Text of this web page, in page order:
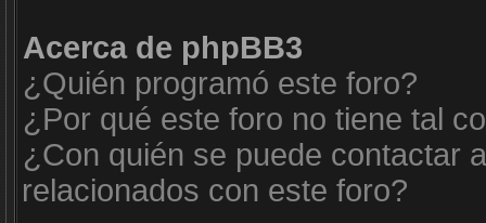
Acerca de phpBB3
¿Quién programó este foro?
¿Por qué este foro no tiene tal
¿Con quién se puede contactar
relacionados con este foro?